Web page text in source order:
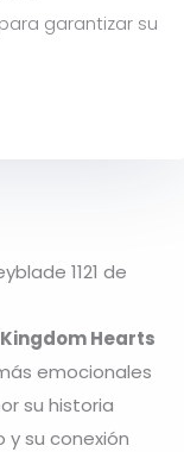
garantizar su
1121 de
Kingdom Hearts
emocionales
su historia
su conexión